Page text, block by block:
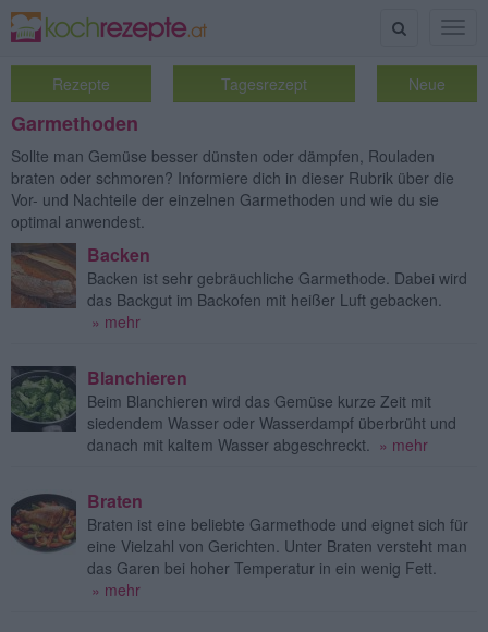
Suche
Rezepte Tagesrezept Neue
Garmethoden
Sollte man Gemüse besser dünsten oder dämpfen, Rouladen
braten oder schmoren? Informiere dich in dieser Rubrik über die
Vor- und Nachteile der einzelnen Garmethoden und wie du sie
optimal anwendest.
Backen
Backen ist sehr gebräuchliche Garmethode. Dabei wird
das Backgut im Backofen mit heißer Luft gebacken.
» mehr
Blanchieren
Beim Blanchieren wird das Gemüse kurze Zeit mit
siedendem Wasser oder Wasserdampf überbrüht und
danach mit kaltem Wasser abgeschreckt. » mehr
Braten
Braten ist eine beliebte Garmethode und eignet sich für
eine Vielzahl von Gerichten. Unter Braten versteht man
das Garen bei hoher Temperatur in ein wenig Fett.
» mehr